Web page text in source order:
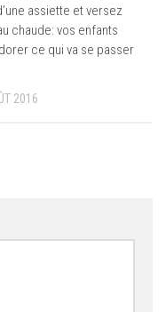
assiette et versez
chaude: vos enfants
ce qui va se passer
2016